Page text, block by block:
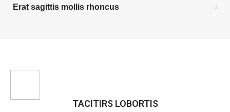
Erat sagittis mollis rhoncus
TACITIRS LOBORTIS